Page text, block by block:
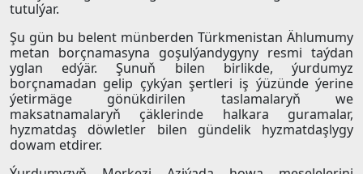
tutulýar.
Şu gün bu belent münberden Türkmenistan Ählumumy
metan borçnamasyna goşulýandygyny resmi taýdan
yglan edýär. Şunuň bilen birlikde, ýurdumyz
borçnamadan gelip çykýan şertleri iş ýüzünde ýerine
ýetirmäge gönükdirilen taslamalaryň we
maksatnamalaryň çäklerinde halkara guramalar,
hyzmatdaş döwletler bilen gündelik hyzmatdaşlygy
dowam etdirer.